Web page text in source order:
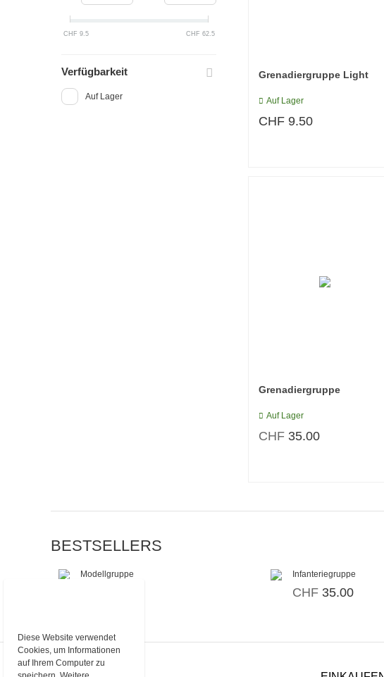
Grenadiergruppe Light
Auf Lager
CHF9.50
Grenadiergruppe
Auf Lager
CHF 35.00
CHF9.5 CHF 62.5
Verfügbarkeit
Auf Lager
BESTSELLERS
Modellgruppe Infanteriegruppe
CHF 35.00
Diese Website verwendet
Cookies, um Informationen
auf Ihrem Computer zu